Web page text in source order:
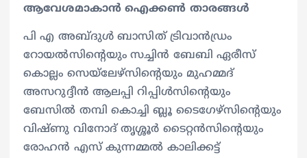
ആവേശമാകാന്‍ ഐക്കൺ താരങ്ങള്‍
പി എ അബ്ദുൾ ബാസിത് ട്രിവാൻഡ്രം
റോയൽസിന്‍റെയും സച്ചിൻ ബേബി ഏരീസ്
കൊല്ലം സെയ്‌ലേഴ്‌സിന്‍റെയും മുഹമ്മദ്
അസറുദ്ദീൻ ആലപ്പി റിപ്പിൾസിന്‍റെയും
ബേസിൽ തമ്പി കൊച്ചി ബ്ലൂ ടൈഗേഴ്‌സിന്‍റെയും
വിഷ്ണു വിനോദ് തൃശ്ശൂർ ടൈറ്റൻസിന്‍റെയും
രോഹൻ എസ് കുന്നമ്മൽ കാലിക്കട്ട്